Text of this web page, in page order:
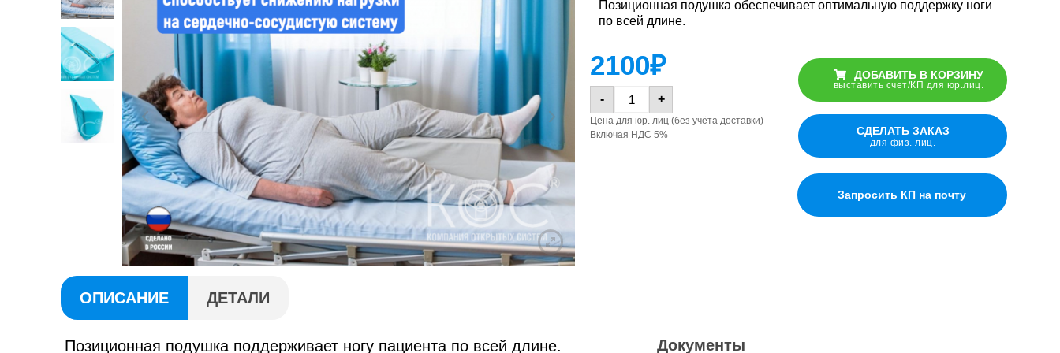
Подушка-
подкова для
шеи
Подушка-
бустер на
Подушка
треугольная
Подушка
«Косточка»
универсальная
Подушка-
разделитель
для ног
Подушка-
подкова для
шеи
Подушка-
бустер на
стул
Подушка
треугольная
Подушка
универсальная
Подушка-
разделитель
Позиционная подушка обеспечивает оптимальную поддержку ноги
по всей длине.
2100₽
- +
Цена для юр. лиц (без учёта доставки)
Включая НДС 5%
ДОБАВИТЬ В КОРЗИНУ
выставить счет/КП для юр.лиц.
СДЕЛАТЬ ЗАКАЗ
для физ. лиц.
Запросить КП на почту
ОПИСАНИЕ ДЕТАЛИ
Позиционная подушка поддерживает ногу пациента по всей длине.
Документы